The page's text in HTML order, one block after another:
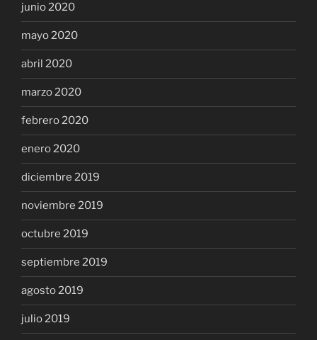
junio 2020
mayo 2020
abril 2020
marzo 2020
febrero 2020
enero 2020
diciembre 2019
noviembre 2019
octubre 2019
septiembre 2019
agosto 2019
julio 2019